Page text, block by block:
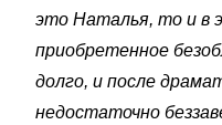
это Наталья, то и в
приобретенное
долго, и после
недостаточно